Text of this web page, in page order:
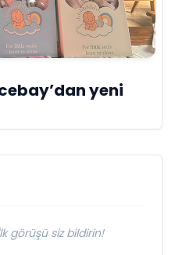
yeni
görüşü siz bildirin!